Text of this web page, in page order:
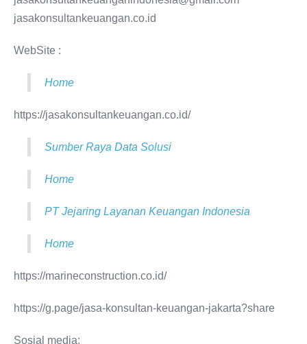
jasakonsultankeuangan.co.id
WebSite :
Home
https://jasakonsultankeuangan.co.id/
Sumber Raya Data Solusi
Home
PT Jejaring Layanan Keuangan Indonesia
Home
https://marineconstruction.co.id/
https://g.page/jasa-konsultan-keuangan-jakarta?share
Sosial media: